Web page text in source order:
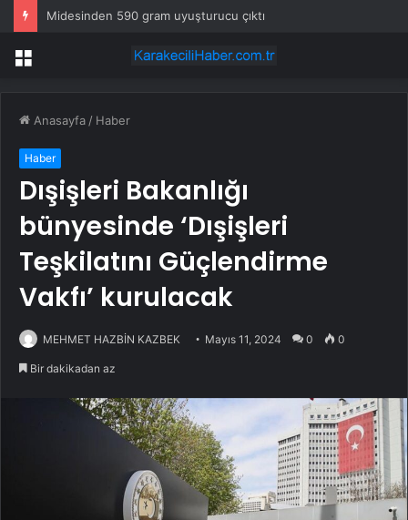
Midesinden 590 gram uyuşturucu çıktı
Menü
Anasayfa / Haber
Haber
Dışişleri Bakanlığı
bünyesinde ‘Dışişleri
Teşkilatını Güçlendirme
Vakfı’ kurulacak
MEHMET HAZBİN KAZBEK Mayıs 11, 2024 0 0
Bir dakikadan az